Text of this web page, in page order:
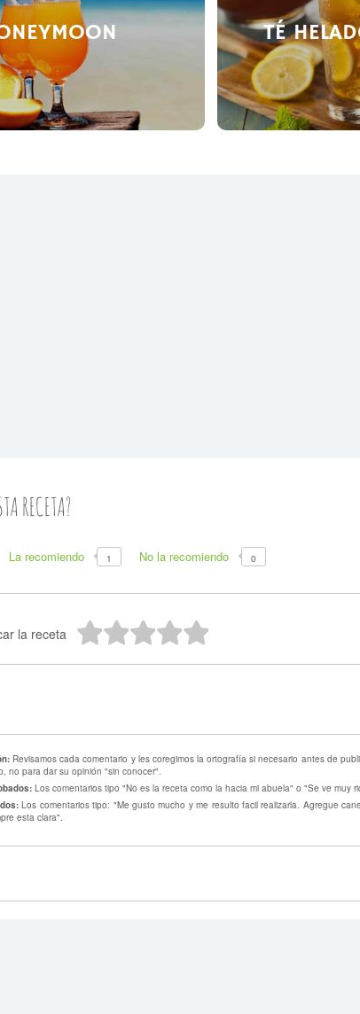
TÉ
RECETA?
La recomiendo 1 No la recomiendo 0
la receta 2 estrellas
3 estrellas
4 estrellas
5 estrellas
Revisamos cada comentario y les coregimos la ortografía si necesario antes de
no para dar su opinión "sin conocer".
Los comentarios tipo "No es la receta como la hacia mi abuela" o "Se ve muy
Los comentarios tipo: "Me gusto mucho y me resulto facil realizarla. Agregue
esta clara".